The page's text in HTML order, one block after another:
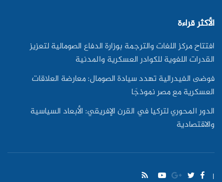
الأكثر قراءة
افتتاح مركز اللغات والترجمة بوزارة الدفاع الصومالية لتعزيز
القدرات اللغوية للكوادر العسكرية والمدنية
فوضى الفيدرالية تهدد سيادة الصومال: معارضة العلاقات
العسكرية مع مصر نموذجًا
الدور المحوري لتركيا في القرن الإفريقي: الأبعاد السياسية
والاقتصادية
|